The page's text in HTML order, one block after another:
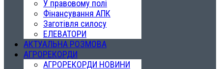
У правовому полі
Фінансування АПК
Заготівля силосу
ЕЛЕВАТОРИ
АКТУАЛЬНА РОЗМОВА
АГРОРЕКОРДИ
АГРОРЕКОРДИ НОВИНИ